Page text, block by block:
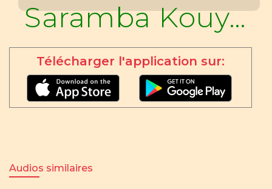
Saramba Kouyaté
Télécharger l'application sur:
Audios similaires